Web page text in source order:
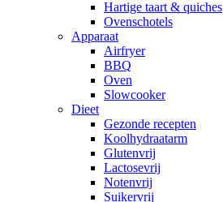
Hartige taart & quiches
Ovenschotels
Apparaat
Airfryer
BBQ
Oven
Slowcooker
Dieet
Gezonde recepten
Koolhydraatarm
Glutenvrij
Lactosevrij
Notenvrij
Suikervrij